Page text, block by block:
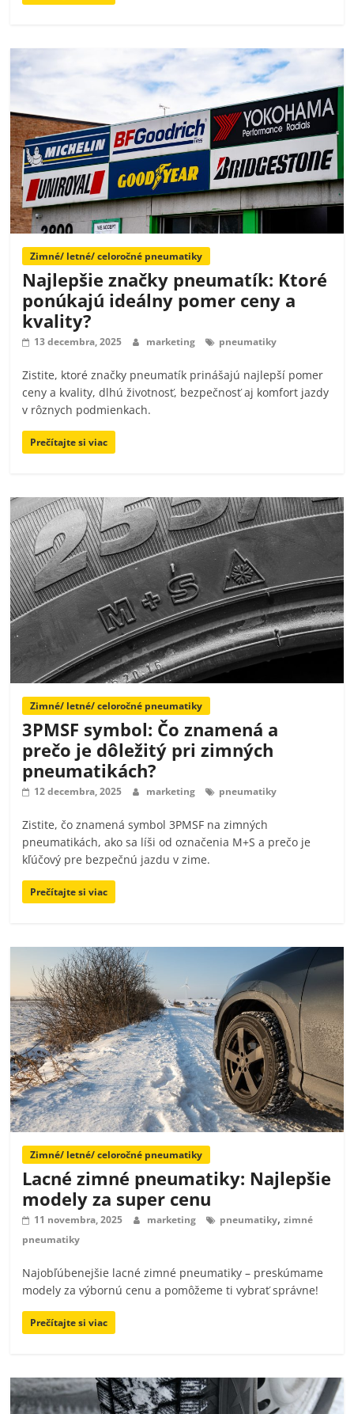
Zimné/ letné/ celoročné pneumatiky
Najlepšie značky pneumatík: Ktoré
ponúkajú ideálny pomer ceny a
kvality?
13 decembra, 2025 marketing pneumatiky
Zistite, ktoré značky pneumatík prinášajú najlepší pomer
ceny a kvality, dlhú životnosť, bezpečnosť aj komfort jazdy
v rôznych podmienkach.
Prečítajte si viac
Zimné/ letné/ celoročné pneumatiky
3PMSF symbol: Čo znamená a
prečo je dôležitý pri zimných
pneumatikách?
12 decembra, 2025 marketing pneumatiky
Zistite, čo znamená symbol 3PMSF na zimných
pneumatikách, ako sa líši od označenia M+S a prečo je
kľúčový pre bezpečnú jazdu v zime.
Prečítajte si viac
Zimné/ letné/ celoročné pneumatiky
Lacné zimné pneumatiky: Najlepšie
modely za super cenu
11 novembra, 2025 marketing pneumatiky,zimné
pneumatiky
Najobľúbenejšie lacné zimné pneumatiky – preskúmame
modely za výbornú cenu a pomôžeme ti vybrať správne!
Prečítajte si viac